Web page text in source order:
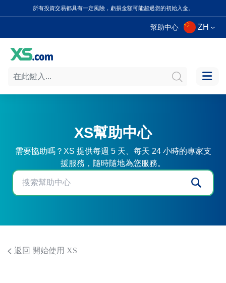
所有投資交易都具有一定風險，虧損金額可能超過您的初始入金。
幫助中心 ZH
XS幫助中心
需要協助嗎？XS 提供每週 5 天、每天 24 小時的專家支
援服務，隨時隨地為您服務。
返回 開始使用 XS